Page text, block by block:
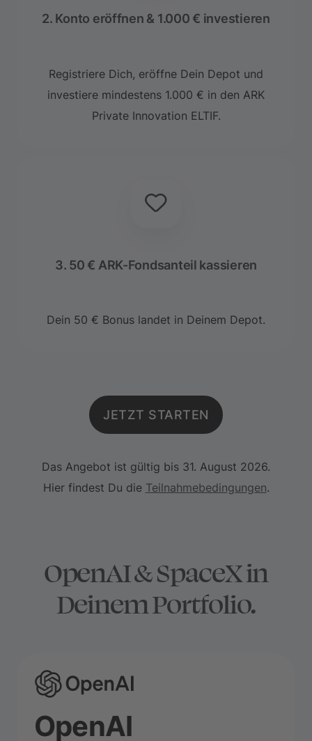
2. Konto eröffnen & 1.000 € investieren
Registriere Dich, eröffne Dein Depot und
investiere mindestens 1.000 € in den ARK
Private Innovation ELTIF.
3. 50 € ARK-Fondsanteil kassieren
Dein 50 € Bonus landet in Deinem Depot.
JETZT STARTEN
Das Angebot ist gültig bis 31. August 2026.
Hier findest Du die Teilnahmebedingungen.
OpenAI & SpaceX in
Deinem Portfolio.
OpenAI